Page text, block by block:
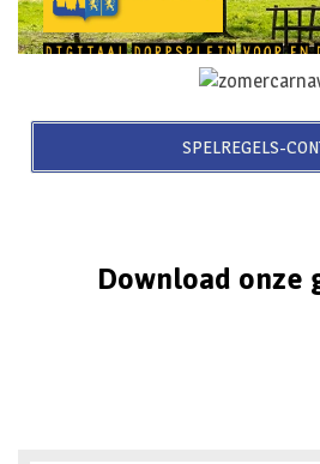
SPELREGELS-
Download onze